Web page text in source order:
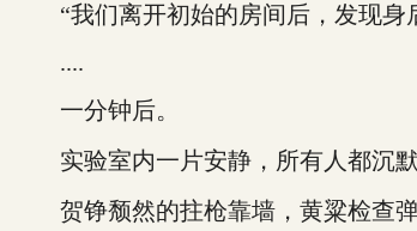
“我们离开初始的房间后，发现身
....
一分钟后。
实验室内一片安静，所有人都沉默
贺铮颓然的拄枪靠墙，黄粱检查弹